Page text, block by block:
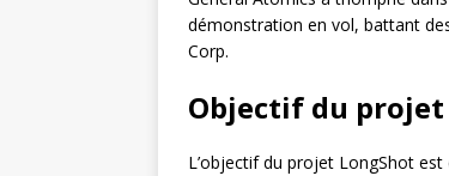
démonstration en vol, battant
Corp.
Objectif du projet
L’objectif du projet LongShot